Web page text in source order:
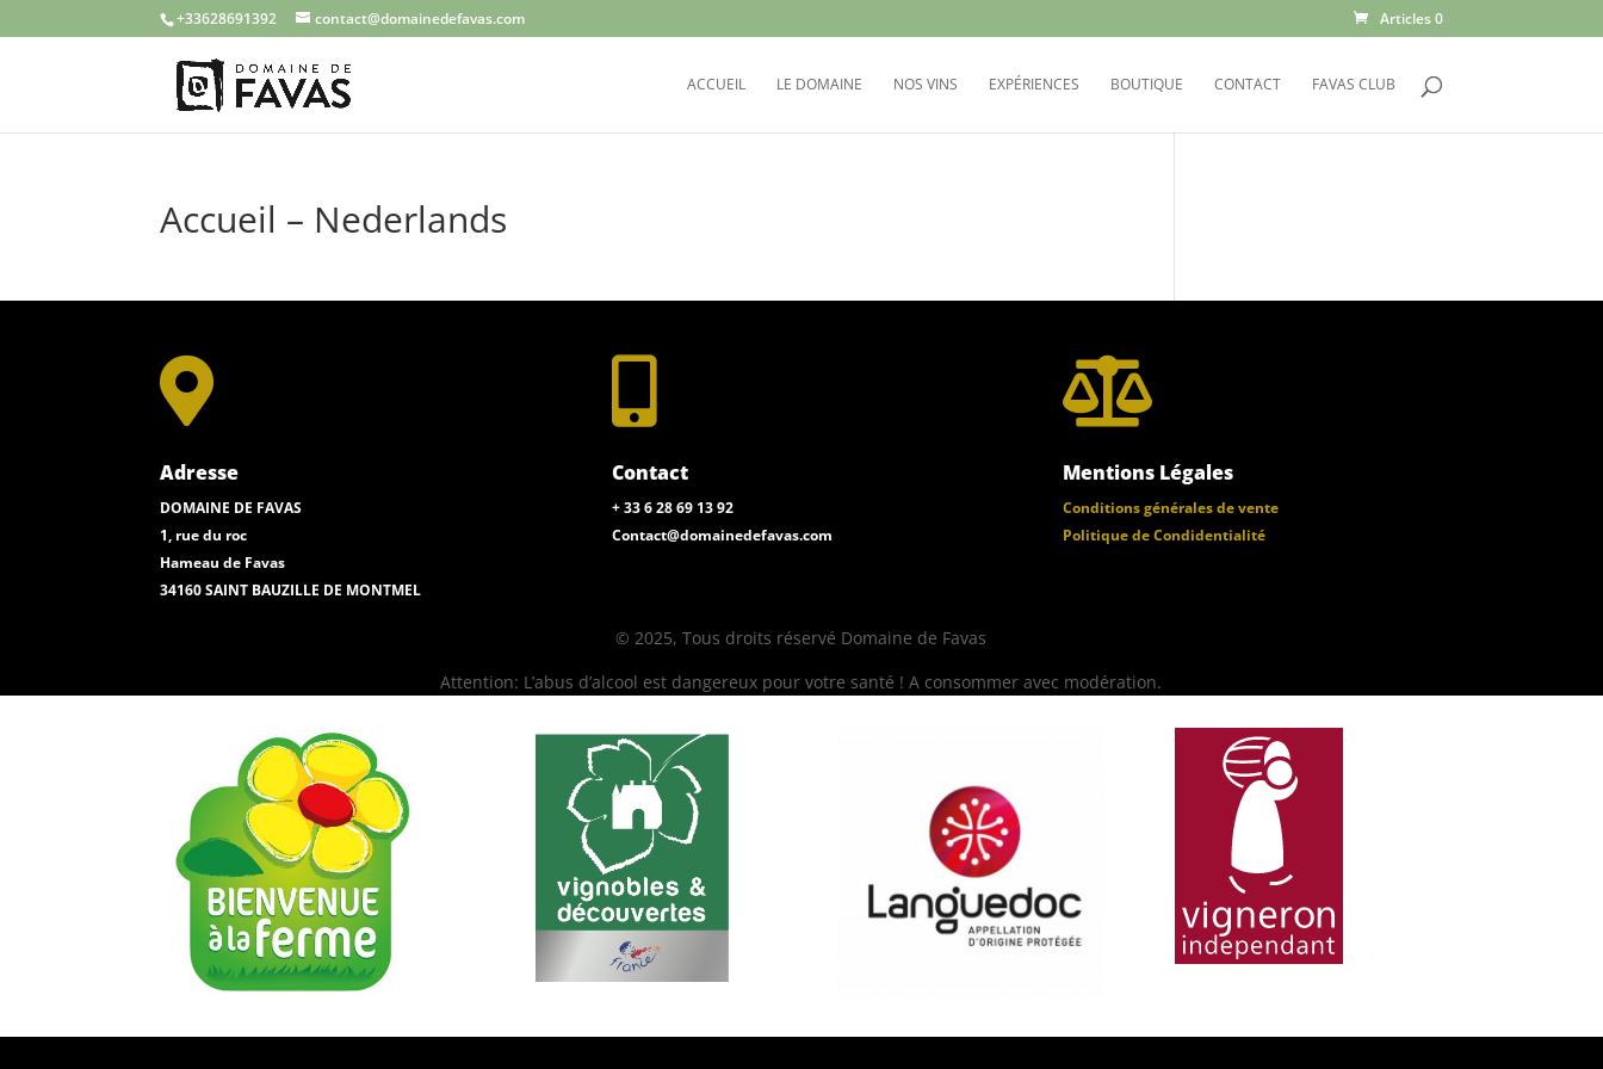
+33628691392 contact@domainedefavas.com Articles 0
ACCUEIL LE DOMAINE NOS VINS EXPÉRIENCES BOUTIQUE CONTACT FAVAS CLUB
Accueil – Nederlands

Adresse
DOMAINE DE FAVAS
1, rue du roc
Hameau de Favas
34160 SAINT BAUZILLE DE MONTMEL

Contact
+ 33 6 28 69 13 92
Contact@domainedefavas.com

Mentions Légales
Conditions générales de vente
Politique de Condidentialité
© 2025, Tous droits réservé Domaine de Favas
Attention: L’abus d’alcool est dangereux pour votre santé ! A consommer avec modération.